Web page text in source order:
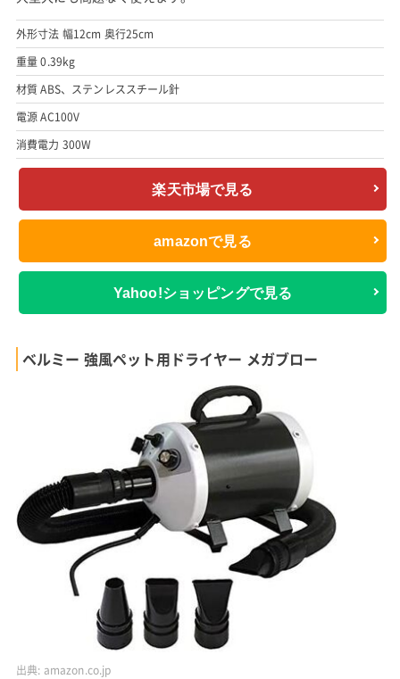
外形寸法 幅12cm 奥行25cm
重量 0.39kg
材質 ABS、ステンレススチール針
電源 AC100V
消費電力 300W
楽天市場で見る
amazonで見る
Yahoo!ショッピングで見る
ベルミー 強風ペット用ドライヤー メガブロー
出典: amazon.co.jp